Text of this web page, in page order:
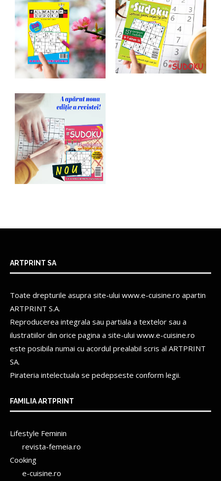
ARTPRINT SA
Toate drepturile asupra site-ului www.e-cuisine.ro apartin
ARTPRINT S.A.
Reproducerea integrala sau partiala a textelor sau a
ilustratiilor din orice pagina a site-ului www.e-cuisine.ro
este posibila numai cu acordul prealabil scris al ARTPRINT
SA.
Pirateria intelectuala se pedepseste conform legii.
FAMILIA ARTPRINT
Lifestyle Feminin
revista-femeia.ro
Cooking
e-cuisine.ro